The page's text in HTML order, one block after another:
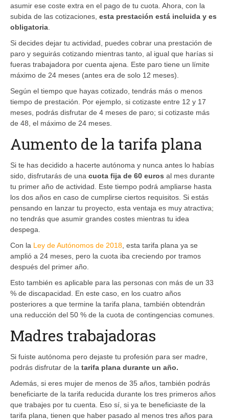
asumir ese coste extra en el pago de tu cuota. Ahora, con la
subida de las cotizaciones, esta prestación está incluida y es
obligatoria
Si decides dejar tu actividad, puedes cobrar una prestación de
paro y seguirás cotizando mientras tanto, al igual que harías si
fueras trabajadora por cuenta ajena. Este paro tiene un límite
máximo de 24 meses (antes era de solo 12 meses).
Según el tiempo que hayas cotizado, tendrás más o menos
tiempo de prestación. Por ejemplo, si cotizaste entre 12 y 17
meses, podrás disfrutar de 4 meses de paro; si cotizaste más
de 48, el máximo de 24 meses.
Aumento de la tarifa plana
Si te has decidido a hacerte autónoma y nunca antes lo habías
sido, disfrutarás de una cuota fija de 60 euros al mes durante
tu primer año de actividad. Este tiempo podrá ampliarse hasta
los dos años en caso de cumplirse ciertos requisitos. Si estás
pensando en lanzar tu proyecto, esta ventaja es muy atractiva;
no tendrás que asumir grandes costes mientras tu idea
despega.
Con la Ley de Autónomos de 2018 , esta tarifa plana ya se
amplió a 24 meses, pero la cuota iba creciendo por tramos
después del primer año.
Esto también es aplicable para las personas con más de un 33
% de discapacidad. En este caso, en los cuatro años
posteriores a que termine la tarifa plana, también obtendrán
una reducción del 50 % de la cuota de contingencias comunes.
Madres trabajadoras
Si fuiste autónoma pero dejaste tu profesión para ser madre,
podrás disfrutar de la tarifa plana durante un año.
Además, si eres mujer de menos de 35 años, también podrás
beneficiarte de la tarifa reducida durante los tres primeros años
que trabajes por tu cuenta. Eso sí, si ya te beneficiaste de la
tarifa plana, tienen que haber pasado al menos tres años para